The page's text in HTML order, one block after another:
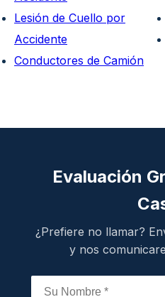
Lesión de Cuello por
Accidente
Conductores de Camión
Evaluación
¿Prefiere no llamar?
y nos